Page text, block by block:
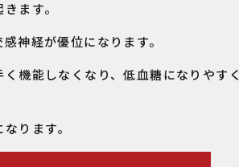
ます。
神経が優位になります。
機能しなくなり、低血糖になりやすく
ります。